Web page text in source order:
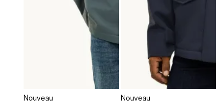
Nouveau
Nouveau